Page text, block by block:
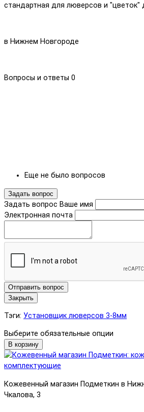
стандартная для люверсов и "цветок"
в Нижнем Новгороде
Вопросы и ответы 0
Еще не было вопросов
Задать вопрос
Задать вопрос Ваше имя
Электронная почта
Отправить вопрос
Закрыть
Тэги: Установщик люверсов 3-8мм
Выберите обязательные опции
В корзину
Кожевенный магазин Подметкин в
Чкалова, 3